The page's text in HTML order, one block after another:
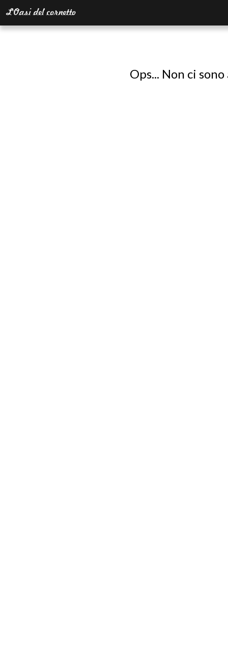
Ops... Non ci